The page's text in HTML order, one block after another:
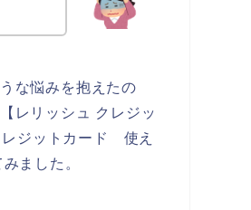
な悩みを抱えたの
レリッシュ クレジッ
ジットカード 使え
ました。